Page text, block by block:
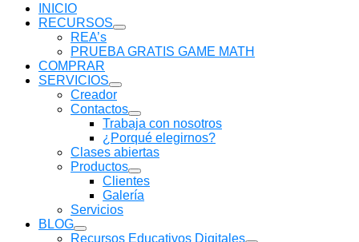
INICIO
RECURSOS
Mostrar
submenú
REA’s
PRUEBA GRATIS GAME MATH
COMPRAR
SERVICIOS
Mostrar
submenú
Creador
Contactos
Mostrar
submenú
Trabaja con nosotros
¿Porqué elegirnos?
Clases abiertas
Productos
Mostrar
submenú
Clientes
Galería
Servicios
BLOG
Mostrar
Recursos Educativos Digitales